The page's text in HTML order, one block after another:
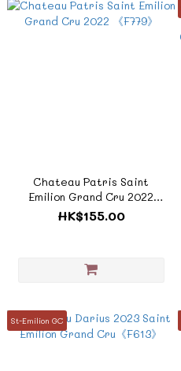
Chateau Patris Saint
Emilion Grand Cru 2022
《F779》
HK$155.00
St-Emilion GC